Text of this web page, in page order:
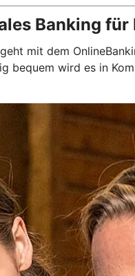
Banking
mit dem
bequem wird es in